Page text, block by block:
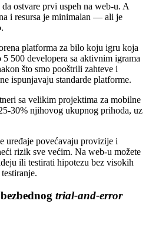
ostvare prvi uspeh na web-u. A
i resursa je minimalan — ali je
platforma za bilo koju igru koja
500 developera sa aktivnim igrama
što smo pooštrili zahteve i
ispunjavaju standarde platforme.
sa velikim projektima za mobilne
30% njihovog ukupnog prihoda, uz
uređaje povećavaju provizije i
rizik sve većim. Na web-u možete
ili testirati hipotezu bez visokih
trial-and-error